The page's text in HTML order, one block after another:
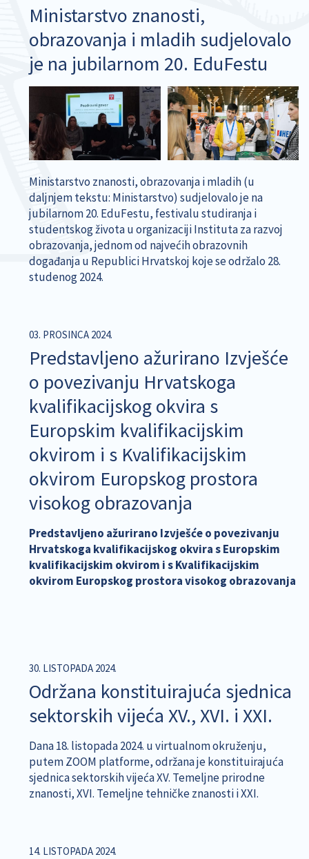
Ministarstvo znanosti,
obrazovanja i mladih sudjelovalo
je na jubilarnom 20. EduFestu
Ministarstvo znanosti, obrazovanja i mladih (u
daljnjem tekstu: Ministarstvo) sudjelovalo je na
jubilarnom 20. EduFestu, festivalu studiranja i
studentskog života u organizaciji Instituta za razvoj
obrazovanja, jednom od najvećih obrazovnih
događanja u Republici Hrvatskoj koje se održalo 28.
studenog 2024.
03. PROSINCA 2024.
Predstavljeno ažurirano Izvješće
o povezivanju Hrvatskoga
kvalifikacijskog okvira s
Europskim kvalifikacijskim
okvirom i s Kvalifikacijskim
okvirom Europskog prostora
visokog obrazovanja
Predstavljeno ažurirano Izvješće o povezivanju
Hrvatskoga kvalifikacijskog okvira s Europskim
kvalifikacijskim okvirom i s Kvalifikacijskim
okvirom Europskog prostora visokog obrazovanja
30. LISTOPADA 2024.
Održana konstituirajuća sjednica
sektorskih vijeća XV., XVI. i XXI.
Dana 18. listopada 2024. u virtualnom okruženju,
putem ZOOM platforme, održana je konstituirajuća
sjednica sektorskih vijećaXV. Temeljne prirodne
znanosti, XVI. Temeljne tehničke znanosti i XXI.
14. LISTOPADA 2024.